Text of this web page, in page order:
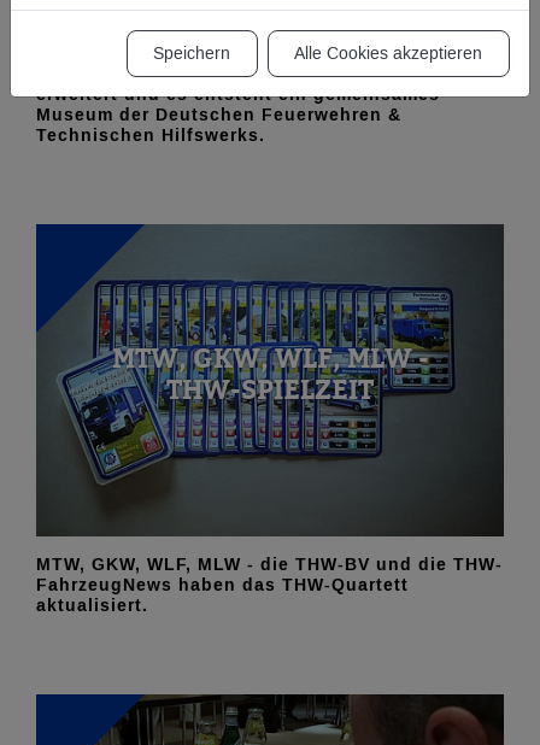
Das Deutsche Feuerwehr Museum (DFM) wird
erweitert und es entsteht ein gemeinsames
Museum der Deutschen Feuerwehren &
Technischen Hilfswerks.
MTW, GKW, WLF, MLW -
THW-SPIELZEIT
MTW, GKW, WLF, MLW - die THW-BV und die THW-
FahrzeugNews haben das THW-Quartett
aktualisiert.
Speichern Alle Cookies akzeptieren